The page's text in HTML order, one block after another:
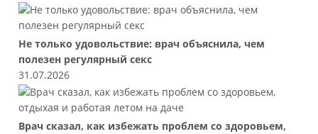
Не только удовольствие: врач объяснила, чем
полезен регулярный секс
31.07.2026
Врач сказал, как избежать проблем со здоровьем,